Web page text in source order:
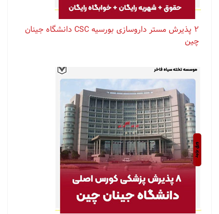
۲ پذیرش مستر داروسازی بورسیه CSC دانشگاه جینان
چین